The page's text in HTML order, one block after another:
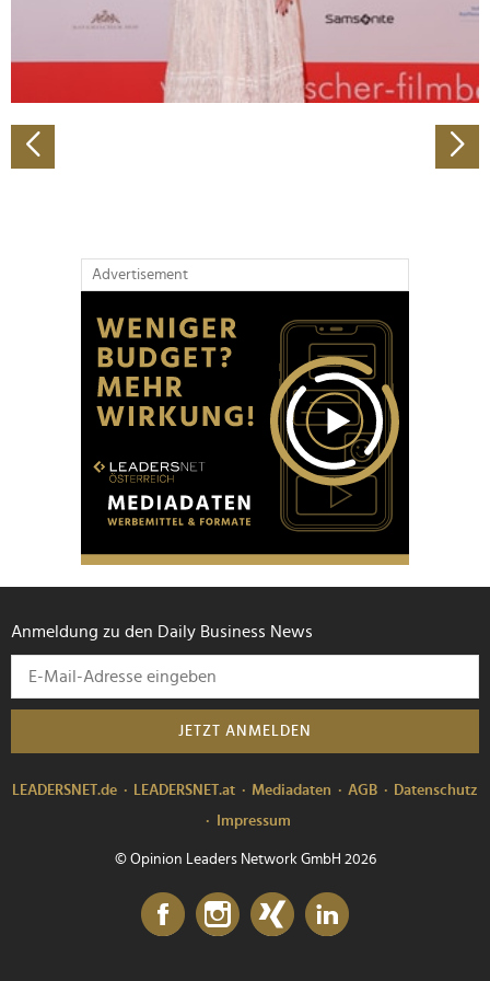
personalisieren, Funktionen für soziale Medien anbieten
analysieren. Außerdem geben wir Informationen zu Ihrer
Verwendung unserer Website an unsere Partner für
Partner führen diese Informationen möglicherweise mit
weiteren Daten zusammen, die Sie ihnen bereitgestellt
Advertisement
Anmeldung zu den Daily Business News
JETZT ANMELDEN
LEADERSNET.de LEADERSNET.at Mediadaten AGB
Datenschutz
Impressum
© Opinion Leaders Network GmbH 2026